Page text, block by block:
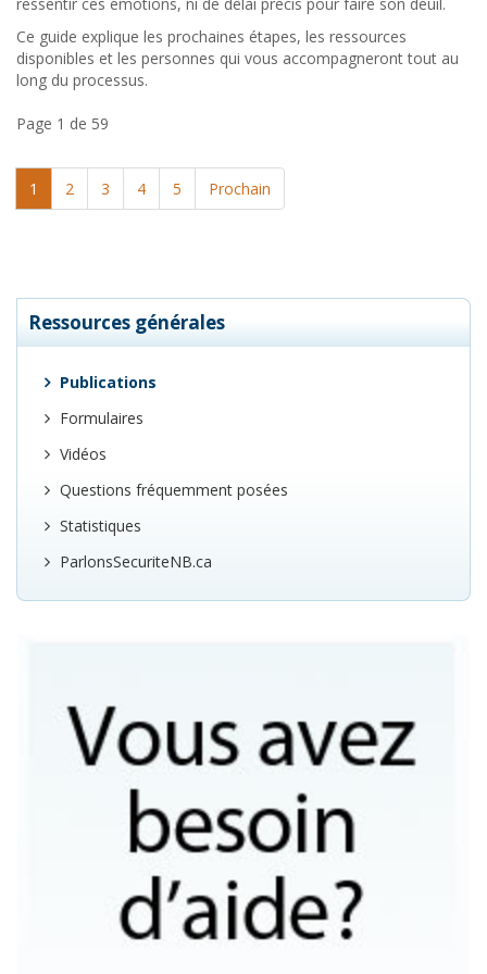
Ce guide explique les prochaines étapes, les ressources
disponibles et les personnes qui vous accompagneront tout au
long du processus.
Page 1 de 59
1 2 3 4 5 Prochain
Ressources générales
Publications
Formulaires
Vidéos
Questions fréquemment posées
Statistiques
ParlonsSecuriteNB.ca